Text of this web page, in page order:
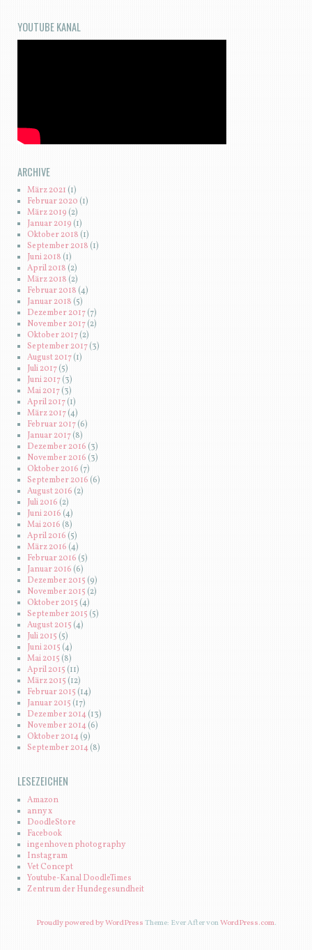
YOUTUBE KANAL
ARCHIVE
März 2021 (1)
Februar 2020 (1)
März 2019 (2)
Januar 2019 (1)
Oktober 2018(1)
September 2018 (1)
Juni 2018 (1)
April 2018(2)
März 2018 (2)
Februar 2018 (4)
Januar 2018 (5)
Dezember 2017(7)
November 2017(2)
Oktober 2017(2)
September 2017(3)
August 2017(1)
Juli 2017(5)
Juni 2017(3)
Mai 2017(3)
April 2017(1)
März 2017(4)
Februar 2017(6)
Januar 2017(8)
Dezember 2016 (3)
November 2016 (3)
Oktober 2016(7)
September 2016 (6)
August 2016 (2)
Juli 2016(2)
Juni 2016 (4)
Mai 2016 (8)
April 2016(5)
März 2016 (4)
Februar 2016 (5)
Januar 2016 (6)
Dezember 2015 (9)
November 2015 (2)
Oktober 2015 (4)
September 2015 (5)
August 2015 (4)
Juli 2015 (5)
Juni 2015 (4)
Mai 2015 (8)
April 2015 (11)
März 2015(12)
Februar 2015 (14)
Januar 2015 (17)
Dezember 2014(13)
November 2014(6)
Oktober 2014(9)
September 2014(8)
LESEZEICHEN
Amazon
anny x
DoodleStore
Facebook
ingenhoven photography
Instagram
Vet Concept
Youtube-Kanal DoodleTimes
Zentrum der Hundegesundheit
Proudly powered by WordPressTheme: Ever After vonWordPress.com.